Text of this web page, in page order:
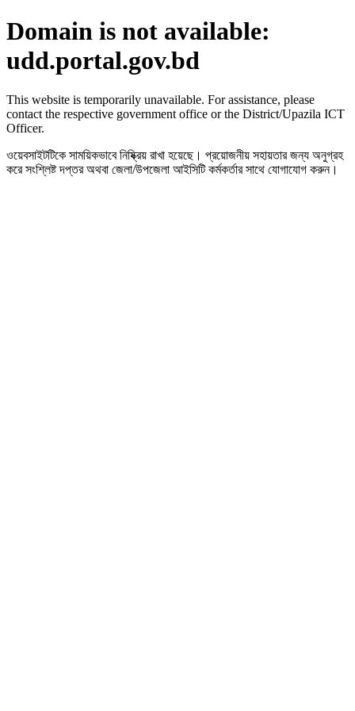
Domain is not available:
udd.portal.gov.bd
This website is temporarily unavailable. For assistance, please
contact the respective government office or the District/Upazila ICT
Officer.
ওয়েবসাইটটিকে সাময়িকভাবে নিষ্ক্রিয় রাখা হয়েছে। প্রয়োজনীয় সহায়তার জন্য অনুগ্রহ
করে সংশ্লিষ্ট দপ্তর অথবা জেলা/উপজেলা আইসিটি কর্মকর্তার সাথে যোগাযোগ করুন।